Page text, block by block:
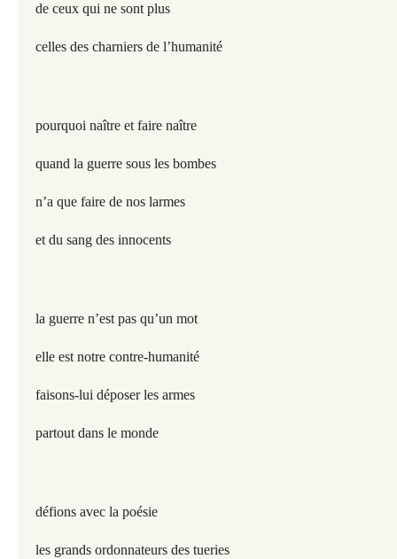
de ceux qui ne sont plus
celles des charniers de l’humanité
pourquoi naître et faire naître
quand la guerre sous les bombes
n’a que faire de nos larmes
et du sang des innocents
la guerre n’est pas qu’un mot
elle est notre contre-humanité
faisons-lui déposer les armes
partout dans le monde
défions avec la poésie
les grands ordonnateurs des tueries